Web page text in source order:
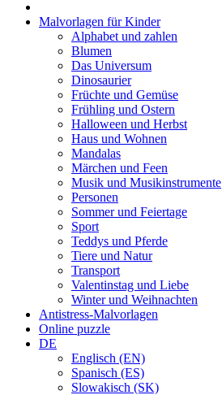
Malvorlagen für Kinder
Alphabet und zahlen
Blumen
Das Universum
Dinosaurier
Früchte und Gemüse
Frühling und Ostern
Halloween und Herbst
Haus und Wohnen
Mandalas
Märchen und Feen
Musik und Musikinstrumente
Personen
Sommer und Feiertage
Sport
Teddys und Pferde
Tiere und Natur
Transport
Valentinstag und Liebe
Winter und Weihnachten
Antistress-Malvorlagen
Online puzzle
DE
Englisch (EN)
Spanisch (ES)
Slowakisch (SK)